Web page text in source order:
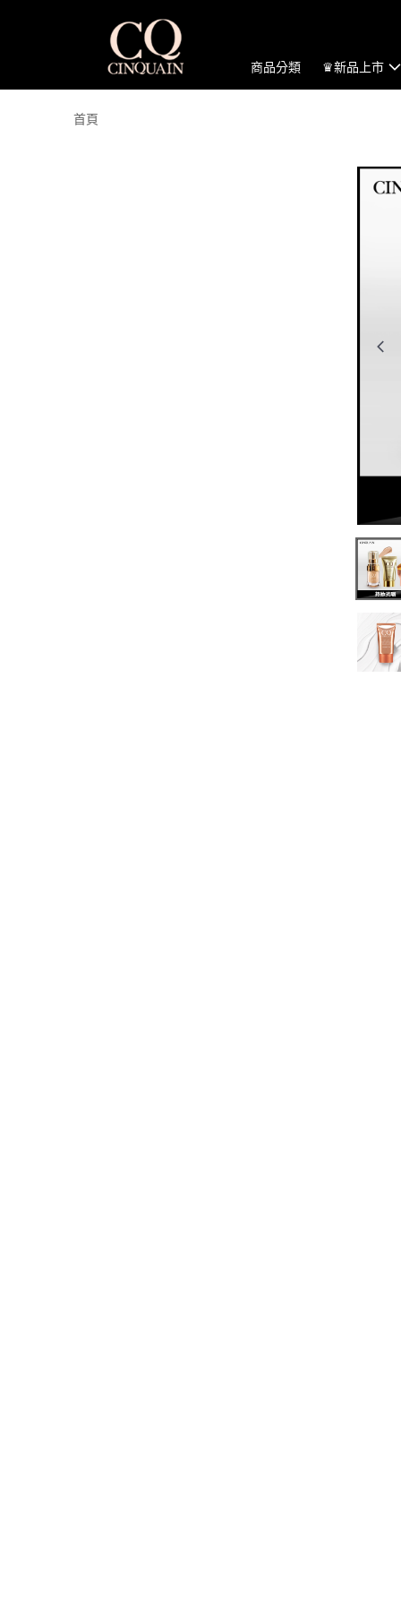
商品分類 ♛新品上市
首頁